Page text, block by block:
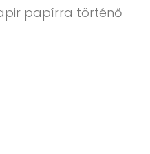
papírra történő